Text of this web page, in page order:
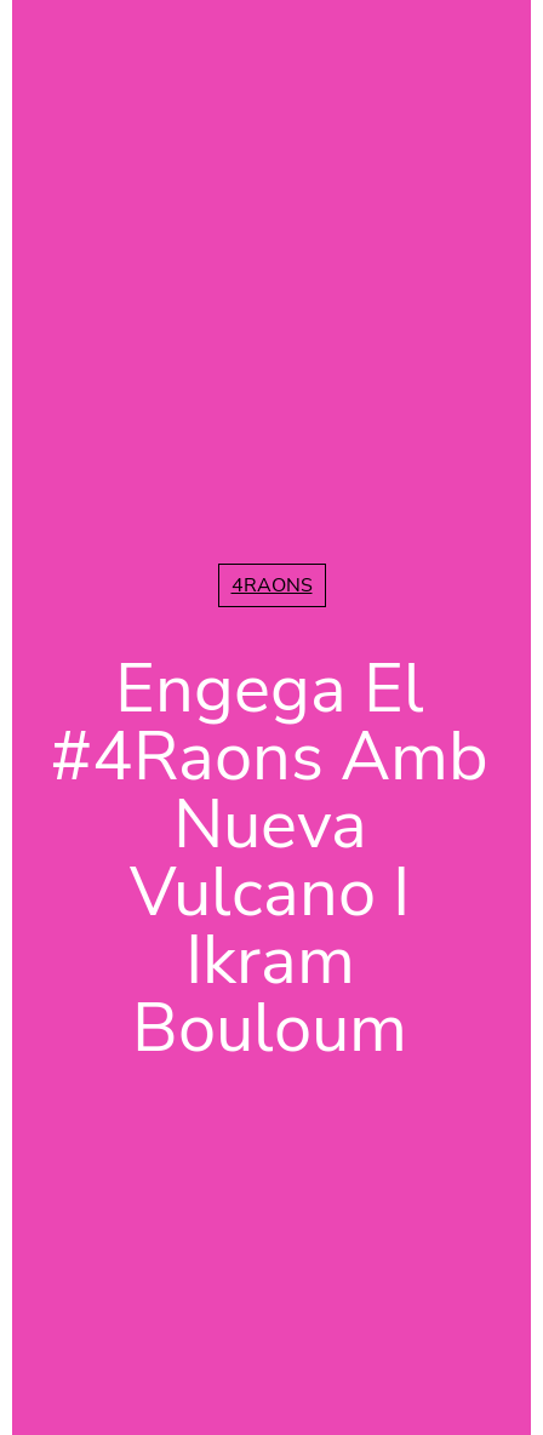
4RAONS
Engega El
#4Raons Amb
Nueva
Vulcano I
Ikram
Bouloum